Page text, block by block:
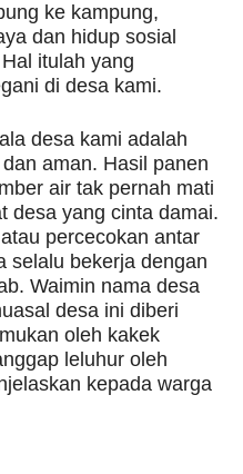
ke kampung,
dan hidup sosial
itulah yang
di desa kami.
desa kami adalah
aman. Hasil panen
air tak pernah mati
desa yang cinta damai.
percecokan antar
selalu bekerja dengan
Waimin nama desa
desa ini diberi
oleh kakek
leluhur oleh
kepada warga